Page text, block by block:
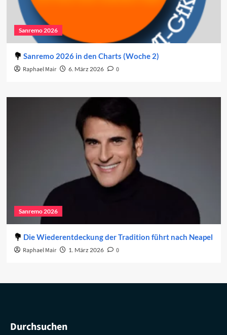
Sanremo 2026
Sanremo 2026 in den Charts (Woche 2)
Raphael Mair 6. März 2026 0
Sanremo 2026
Die Wiederentdeckung der Tradition führt nach Neapel
Raphael Mair 1. März 2026 0
Durchsuchen